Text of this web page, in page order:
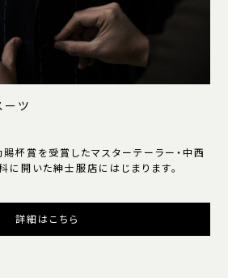
ーツ
杯賞を受賞したマスターテーラー・中西
開いた紳士服店にはじまります。
詳細はこちら